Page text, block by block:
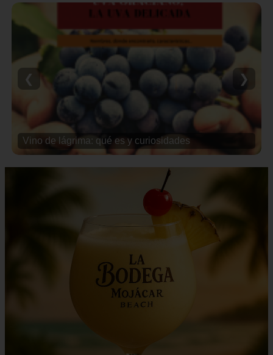
Vino de lágrima: qué es y curiosidades
❮ ❯